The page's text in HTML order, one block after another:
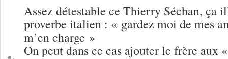
Assez détestable ce Thierry Séchan, ça
proverbe italien : « gardez moi de mes
m’en charge »
On peut dans ce cas ajouter le frère